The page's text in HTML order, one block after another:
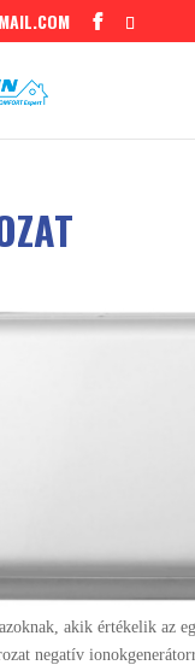
akik értékelik az
negatív